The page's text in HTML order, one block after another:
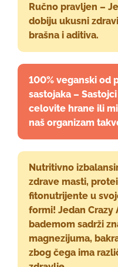
Ručno pravljen –
dobiju ukusni
brašna i aditiva.
100% veganski od
sastojaka –
celovite hrane ili
naš organizam
Nutritivno
zdrave masti,
fitonutrijente u
formi! Jedan Crazy
bademom sadrži
magnezijuma,
zbog čega ima